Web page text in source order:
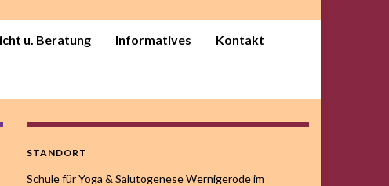
u. Beratung Informatives Kontakt
STANDORT
Schule für Yoga & Salutogenese Wernigerode im